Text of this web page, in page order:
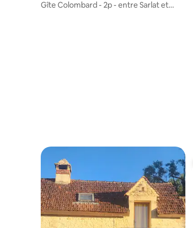
Gîte Colombard - 2p - entre Sarlat et